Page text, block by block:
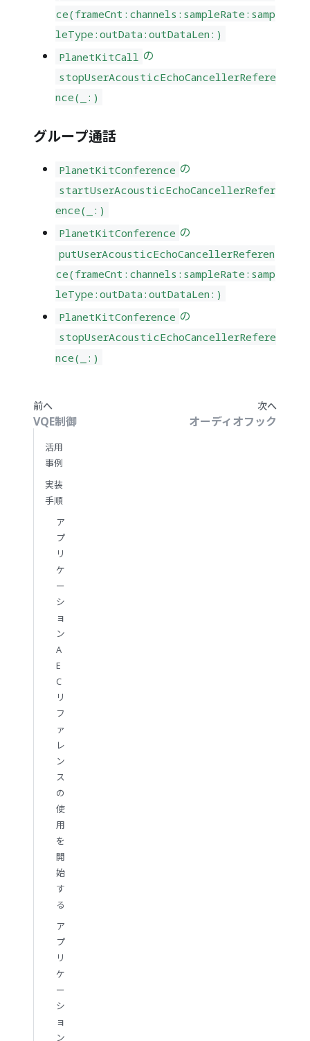
ce(frameCnt:channels:sampleRate:samp
leType:outData:outDataLen:)
PlanetKitCall の
stopUserAcousticEchoCancellerRefere
nce(_:)
グループ通話
PlanetKitConference の
startUserAcousticEchoCancellerRefer
ence(_:)
PlanetKitConference の
putUserAcousticEchoCancellerReferen
ce(frameCnt:channels:sampleRate:samp
leType:outData:outDataLen:)
PlanetKitConference の
stopUserAcousticEchoCancellerRefere
nce(_:)
前へ
VQE制御
次へ
オーディオフック
活用
事例
実装
手順
ア
プ
リ
ケ
ー
シ
ョ
ン
A
E
C
リ
フ
ァ
レ
ン
ス
の
使
用
を
開
始
す
る
ア
プ
リ
ケ
ー
シ
ョ
ン